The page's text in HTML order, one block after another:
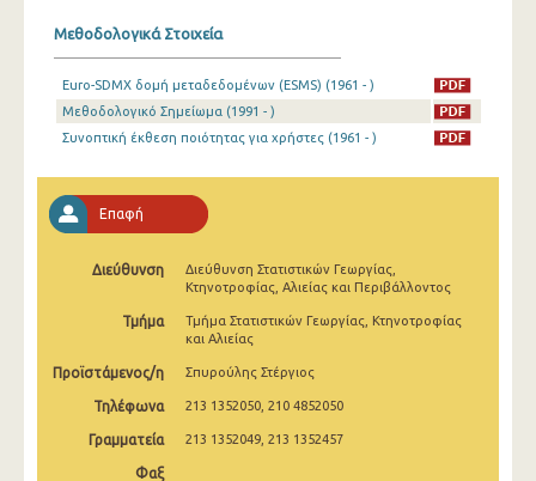
2014
2013
2012
2011
2010
2007
2006
Μεθοδολογικά Στοιχεία
Euro-SDMX δομή μεταδεδομένων (ESMS) (1961 - )
Μεθοδολογικό Σημείωμα (1991 - )
Συνοπτική έκθεση ποιότητας για χρήστες (1961 - )
Επαφή
Διεύθυνση
Διεύθυνση Στατιστικών Γεωργίας,
Κτηνοτροφίας, Αλιείας και Περιβάλλοντος
Τμήμα
Τμήμα Στατιστικών Γεωργίας, Κτηνοτροφίας
και Αλιείας
Προϊστάμενος/η Σπυρούλης Στέργιος
Τηλέφωνα 213 1352050, 210 4852050
Γραμματεία 213 1352049, 213 1352457
Φαξ